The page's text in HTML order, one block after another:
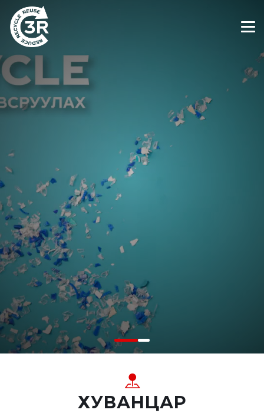
WWW 2030 MONGOLIA
ХУВЦАНЦАРЫН
ХАЯГДАЛГҮЙ ДЭЛХИЙ
“М-Си-Эс Кока-Кола” компани хог хаягдлыг
багасгах, нөөцийг хамгаалах замаар экологийн
тогтвортой байдлыг баталгаажуулах “тойрог
эдийн засаг”-ийн хэлбэр рүү шилжиж, дахин
боловсруулсан ногоон эдийн засгийг бүтээхэд
хувь нэмрээ оруулан ажиллаж байна.
ДЭЛГЭРЭНГҮЙ БИЧЛЭГ ҮЗЭХ
ХУВАНЦАР